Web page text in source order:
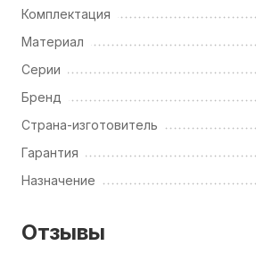
Комплектация
Материал
Серии
Бренд
Страна-изготовитель
Гарантия
Назначение
Отзывы